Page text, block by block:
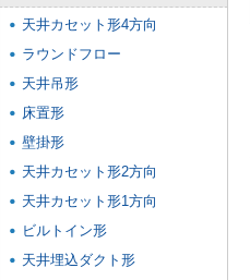
天井カセット形4方向
ラウンドフロー
天井吊形
床置形
壁掛形
天井カセット形2方向
天井カセット形1方向
ビルトイン形
天井埋込ダクト形